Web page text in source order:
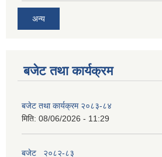
अन्य
बजेट तथा कार्यक्रम
बजेट तथा कार्यक्रम २०८३-८४
मिति: 08/06/2026 - 11:29
बजेट_ २०८२-८३